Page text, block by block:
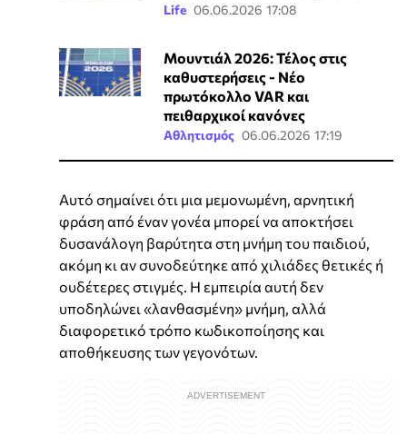
Life 06.06.2026 17:08
Μουντιάλ 2026: Τέλος στις
καθυστερήσεις - Νέο
πρωτόκολλο VAR και
πειθαρχικοί κανόνες
Αθλητισμός 06.06.2026 17:19
Αυτό σημαίνει ότι μια μεμονωμένη, αρνητική
φράση από έναν γονέα μπορεί να αποκτήσει
δυσανάλογη βαρύτητα στη μνήμη του παιδιού,
ακόμη κι αν συνοδεύτηκε από χιλιάδες θετικές ή
ουδέτερες στιγμές. Η εμπειρία αυτή δεν
υποδηλώνει «λανθασμένη» μνήμη, αλλά
διαφορετικό τρόπο κωδικοποίησης και
αποθήκευσης των γεγονότων.